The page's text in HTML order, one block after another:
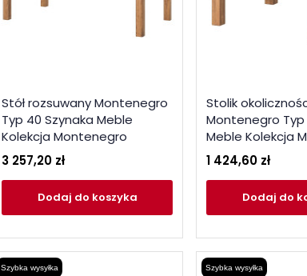
Stół rozsuwany Montenegro
Typ 40 Szynaka Meble
Kolekcja Montenegro
3 257,20 zł
Dodaj do koszyka
Stolik
Montenegro Typ
Meble Kolekcja
1 424,60 zł
Dodaj do
Szybka wysyłka Szybka wysyłka